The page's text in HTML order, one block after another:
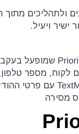
ישיר ויעיל.
לקוח, מספר